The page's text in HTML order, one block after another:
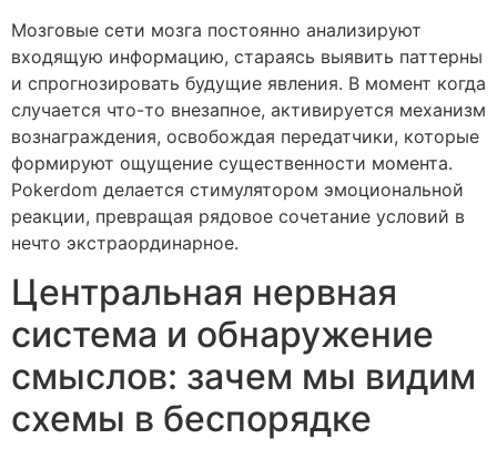
Мозговые сети мозга постоянно анализируют
входящую информацию, стараясь выявить паттерны
и спрогнозировать будущие явления. В момент когда
случается что-то внезапное, активируется механизм
вознаграждения, освобождая передатчики, которые
формируют ощущение существенности момента.
Pokerdom делается стимулятором эмоциональной
реакции, превращая рядовое сочетание условий в
нечто экстраординарное.
Центральная нервная
система и обнаружение
смыслов: зачем мы видим
схемы в беспорядке